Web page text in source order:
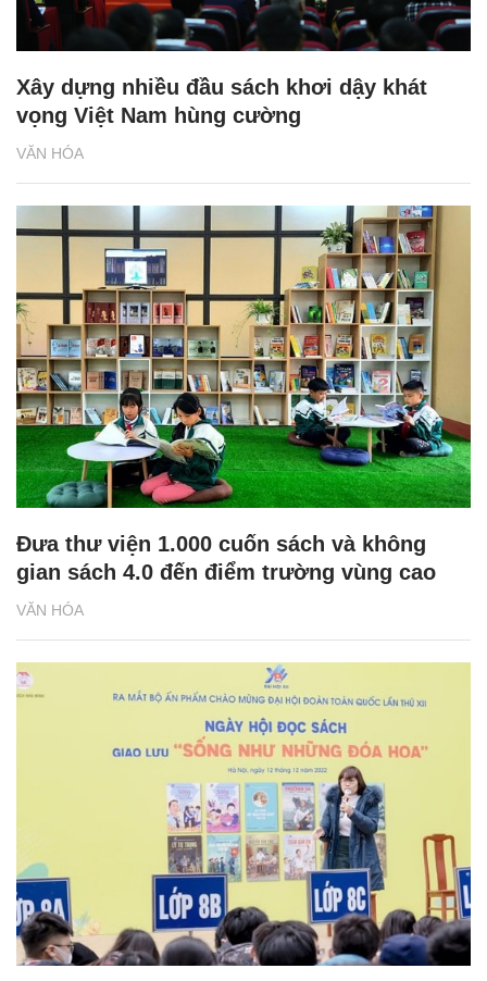
VĂN HÓA
Xây dựng nhiều đầu sách khơi dậy khát
vọng Việt Nam hùng cường
VĂN HÓA
Đưa thư viện 1.000 cuốn sách và không
gian sách 4.0 đến điểm trường vùng cao